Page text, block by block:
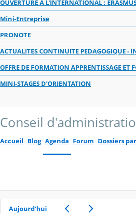
OUVERTURE A L'INTERNATIONAL :
Mini-Entreprise
PRONOTE
ACTUALITES CONTINUITE PEDAGOGIQUE -
OFFRE DE FORMATION APPRENTISSAGE
MINI-STAGES D'ORIENTATION
Conseil
Accueil Blog Agenda Forum Dossiers
Aujourd’hui